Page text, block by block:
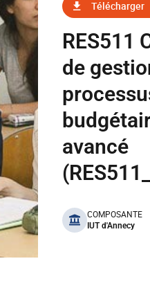
Télécharger
RES511
de
avancé
benefits
COMPOSANTE
IUT d'Annecy